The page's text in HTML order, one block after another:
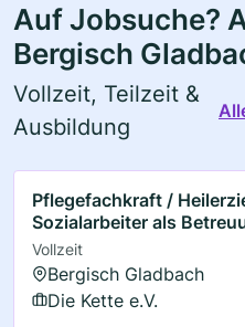
Auf Jobsuche?
Bergisch
Vollzeit, Teilzeit &
Ausbildung
Pflegefachkraft /
Sozialarbeiter als
Vollzeit
Bergisch Gladbach
Die Kette e.V.